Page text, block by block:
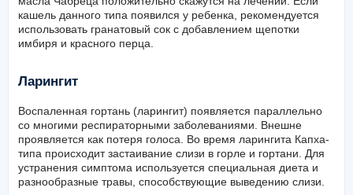
кашель данного типа появился у ребенка, рекомендуется
использовать гранатовый сок с добавлением щепотки
имбиря и красного перца.
Ларингит
Воспаленная гортань (ларингит) появляется параллельно
со многими респираторными заболеваниями. Внешне
проявляется как потеря голоса. Во время ларингита Капха-
типа происходит застаивание слизи в горле и гортани. Для
устранения симптома используется специальная диета и
разнообразные травы, способствующие выведению слизи.